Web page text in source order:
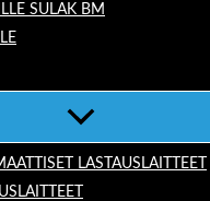
SULAK BM
LASTAUSLAITTEET